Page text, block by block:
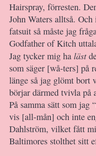
Hairspray, förresten.
John Waters alltså.
fatsuit så måste jag
Godfather of Kitch
Jag tycker mig ha läst
som säger [wå-ters] på
länge så jag glömt bort
börjar därmed tvivla på
På samma sätt som
vis [all-mån] och inte
Dahlström, vilket fått
Baltimores stolthet sitt